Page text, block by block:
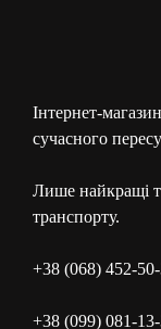
Інтернет-
сучасного
Лише найкращі
транспорту.
+38 (068) 452-50-
+38 (099) 081-